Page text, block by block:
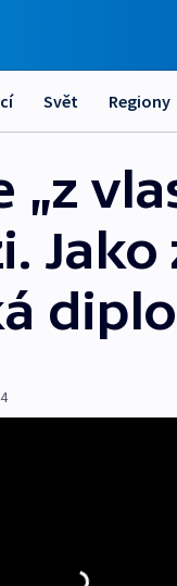
Svět Regiony
„z